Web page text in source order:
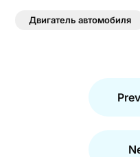
Двигатель автомобиля